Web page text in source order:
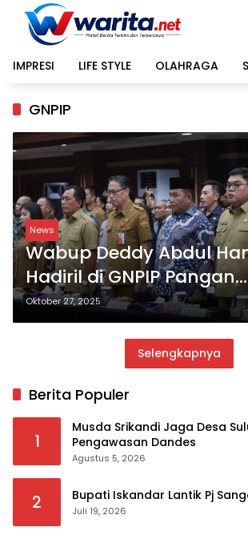
Langsung
konten
IMPRESI
LIFE STYLE OLAHRAGA
GNPIP
News
Wabup Deddy Abdul
Hadiril di GNPIP Pangan
Sulampua 2025
Oktober 27, 2025
Selengkapnya
Berita Populer
1
Musda Srikandi Jaga Desa
Pengawasan Dandes
Agustus 5, 2026
2 Bupati Iskandar Lantik Pj
Juli 19, 2026